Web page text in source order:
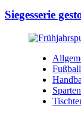
Siegesserie
Fußball